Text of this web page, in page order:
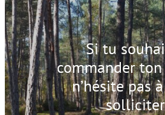
Si tu
commander
n’hésite pas
solliciter